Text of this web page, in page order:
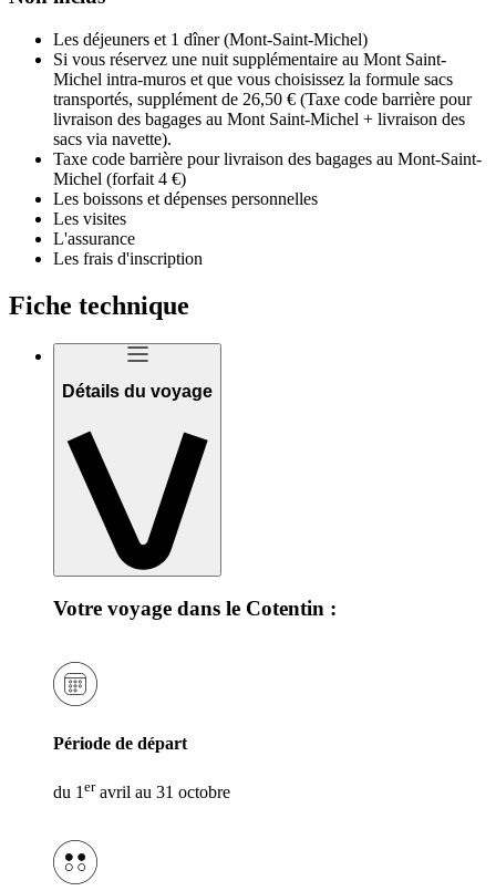
Les déjeuners et 1 dîner (Mont-Saint-Michel)
Si vous réservez une nuit supplémentaire au Mont Saint-
Michel intra-muros et que vous choisissez la formule sacs
transportés, supplément de 26,50 € (Taxe code barrière pour
livraison des bagages au Mont Saint-Michel + livraison des
sacs via navette).
Taxe code barrière pour livraison des bagages au Mont-Saint-
Michel (forfait 4 €)
Les boissons et dépenses personnelles
Les visites
L'assurance
Les frais d'inscription
Fiche technique
Détails du voyage
Votre voyage dans le Cotentin :
Période de départ
du 1 eravril au 31 octobre